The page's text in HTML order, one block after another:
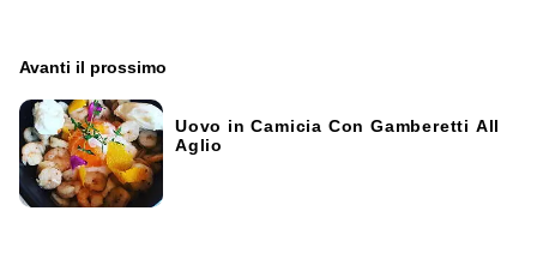
Avanti il ​​prossimo
Uovo in Camicia Con Gamberetti All
Aglio